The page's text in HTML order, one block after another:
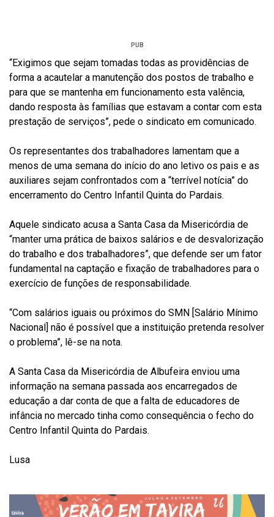
PUB
“Exigimos que sejam tomadas todas as providências de
forma a acautelar a manutenção dos postos de trabalho e
para que se mantenha em funcionamento esta valência,
dando resposta às famílias que estavam a contar com esta
prestação de serviços”, pede o sindicato em comunicado.
Os representantes dos trabalhadores lamentam que a
menos de uma semana do início do ano letivo os pais e as
auxiliares sejam confrontados com a “terrível notícia” do
encerramento do Centro Infantil Quinta do Pardais.
Aquele sindicato acusa a Santa Casa da Misericórdia de
“manter uma prática de baixos salários e de desvalorização
do trabalho e dos trabalhadores”, que defende ser um fator
fundamental na captação e fixação de trabalhadores para o
exercício de funções de responsabilidade.
“Com salários iguais ou próximos do SMN [Salário Mínimo
Nacional] não é possível que a instituição pretenda resolver
o problema”, lê-se na nota.
A Santa Casa da Misericórdia de Albufeira enviou uma
informação na semana passada aos encarregados de
educação a dar conta de que a falta de educadores de
infância no mercado tinha como consequência o fecho do
Centro Infantil Quinta do Pardais.
Lusa